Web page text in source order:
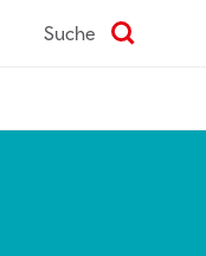
Suche